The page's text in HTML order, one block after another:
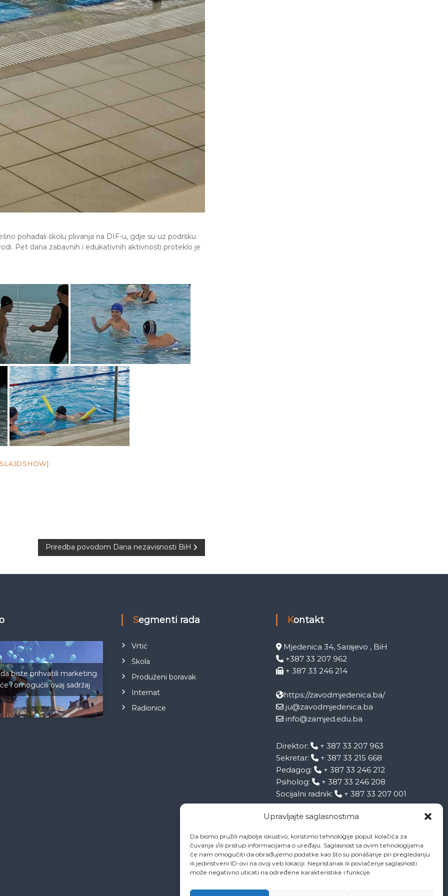
Upravljajte saglasnostima
Da bismo pružili najbolje iskustvo, koristimo tehnologije poput kolačića za
čuvanje i/ili pristup informacijama o uređaju. Saglasnost sa ovim tehnologijama
će nam omogućiti da obrađujemo podatke kao što su ponašanje pri pregledanju
ili jedinstveni ID-ovi na ovoj veb lokaciji. Nepristanak ili povlačenje saglasnosti
može negativno uticati na određene karakteristike i funkcije.
pohađali školu plivanja na DIF-u, gdje su uz podršku
Pet dana zabavnih i edukativnih aktivnosti proteklo je
Priredba povodom Dana nezavisnosti BiH
biste prihvatili marketing
i omogućili ovaj sadržaj
Segmenti rada
Vrtić
Škola
Produženi boravak
Internat
Radionice
Kontakt
Mjedenica 34, Sarajevo , BiH
+387 33 207 962
+ 387 33 246 214
https://zavodmjedenica.ba/
ju@zavodmjedenica.ba
info@zamjed.edu.ba
Direktor:
+ 387 33 207 963
Sekretar:
+ 387 33 215 668
Pedagog:
+ 387 33 246 212
Psiholog:
+ 387 33 246 208
Socijalni radnik:
+ 387 33 207 001